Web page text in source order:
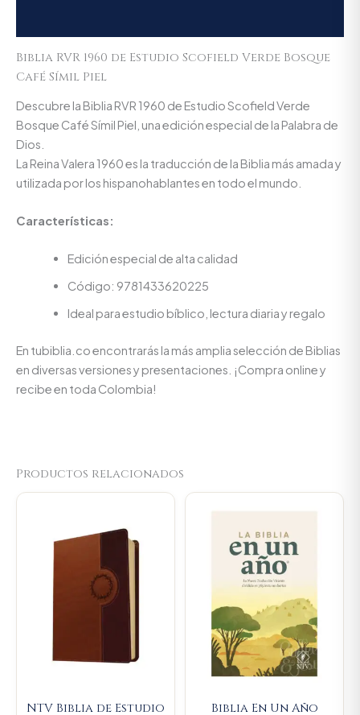
Biblia RVR 1960 de Estudio Scofield Verde Bosque
Café Símil Piel
Descubre la Biblia RVR 1960 de Estudio Scofield Verde
Bosque Café Símil Piel, una edición especial de la Palabra de
Dios.
La Reina Valera 1960 es la traducción de la Biblia más amada y
utilizada por los hispanohablantes en todo el mundo.
Características:
Edición especial de alta calidad
Código: 9781433620225
Ideal para estudio bíblico, lectura diaria y regalo
En tubiblia.co encontrarás la más amplia selección de Biblias
en diversas versiones y presentaciones. ¡Compra online y
recibe en toda Colombia!
Productos relacionados
NTV Biblia de Estudio Biblia En Un Año
$88.000.
Current